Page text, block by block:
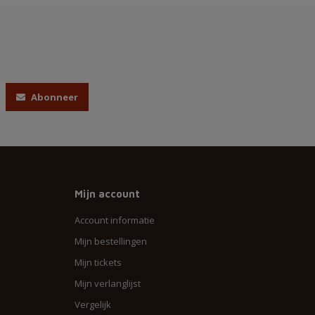
Abonneer
Mijn account
Account informatie
Mijn bestellingen
Mijn tickets
Mijn verlanglijst
Vergelijk